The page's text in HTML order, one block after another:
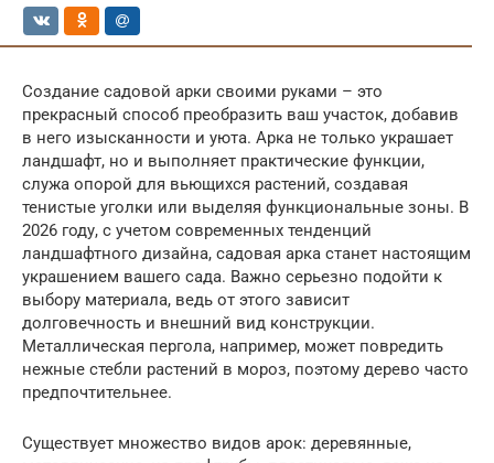
Создание садовой арки своими руками – это
прекрасный способ преобразить ваш участок, добавив
в него изысканности и уюта. Арка не только украшает
ландшафт, но и выполняет практические функции,
служа опорой для вьющихся растений, создавая
тенистые уголки или выделяя функциональные зоны. В
2026 году, с учетом современных тенденций
ландшафтного дизайна, садовая арка станет настоящим
украшением вашего сада. Важно серьезно подойти к
выбору материала, ведь от этого зависит
долговечность и внешний вид конструкции.
Металлическая пергола, например, может повредить
нежные стебли растений в мороз, поэтому дерево часто
предпочтительнее.
Существует множество видов арок: деревянные,